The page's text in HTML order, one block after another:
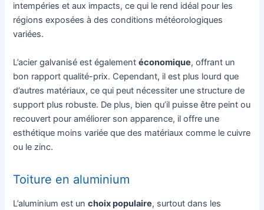
intempéries et aux impacts, ce qui le rend idéal pour les
régions exposées à des conditions météorologiques
variées.
L’acier galvanisé est égalementéconomique, offrant un
bon rapport qualité-prix. Cependant, il est plus lourd que
d’autres matériaux, ce qui peut nécessiter une structure de
support plus robuste. De plus, bien qu’il puisse être peint ou
recouvert pour améliorer son apparence, il offre une
esthétique moins variée que des matériaux comme le cuivre
ou le zinc.
Toiture en aluminium
L’aluminium est unchoix populaire, surtout dans les